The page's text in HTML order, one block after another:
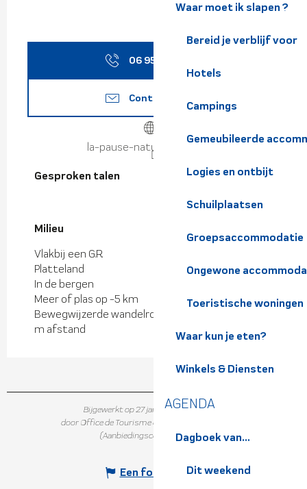
Waar moet ik slapen ?
Bereid je verblijf voor
Hotels
Campings
Gemeubileerde
Logies en ontbijt
Schuilplaatsen
Groepsaccommodatie
Ongewone
Toeristische woningen
Waar kun je eten?
Winkels & Diensten
AGENDA
Dagboek van...
Dit weekend
06 95 85 84
Contacteer ons
la-pause-nature.eatbu.com
Gesproken talen
Gesproken talen
Milieu
Milieu
Vlakbij een G.R.
Platteland
In de bergen
Meer of plas op -5 km
Bewegwijzerde wandelroute op minder dan 500
m afstand
Bijgewerkt op 27 januari 2026 in 15:08
door Office de Tourisme de Belledonne Chartreuse
(Aanbiedingscode :
5820158)
Een fout melden